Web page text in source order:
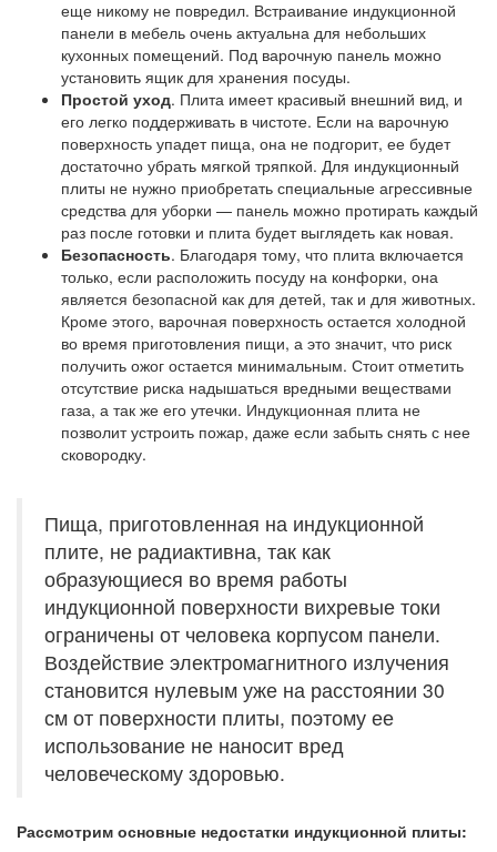
еще никому не повредил. Встраивание индукционной
панели в мебель очень актуальна для небольших
кухонных помещений. Под варочную панель можно
установить ящик для хранения посуды.
Простой уход. Плита имеет красивый внешний вид, и
его легко поддерживать в чистоте. Если на варочную
поверхность упадет пища, она не подгорит, ее будет
достаточно убрать мягкой тряпкой. Для индукционный
плиты не нужно приобретать специальные агрессивные
средства для уборки — панель можно протирать каждый
раз после готовки и плита будет выглядеть как новая.
Безопасность. Благодаря тому, что плита включается
только, если расположить посуду на конфорки, она
является безопасной как для детей, так и для животных.
Кроме этого, варочная поверхность остается холодной
во время приготовления пищи, а это значит, что риск
получить ожог остается минимальным. Стоит отметить
отсутствие риска надышаться вредными веществами
газа, а так же его утечки. Индукционная плита не
позволит устроить пожар, даже если забыть снять с нее
сковородку.
Пища, приготовленная на индукционной
плите, не радиактивна, так как
образующиеся во время работы
индукционной поверхности вихревые токи
ограничены от человека корпусом панели.
Воздействие электромагнитного излучения
становится нулевым уже на расстоянии 30
см от поверхности плиты, поэтому ее
использование не наносит вред
человеческому здоровью.
Рассмотрим основные недостатки индукционной плиты: